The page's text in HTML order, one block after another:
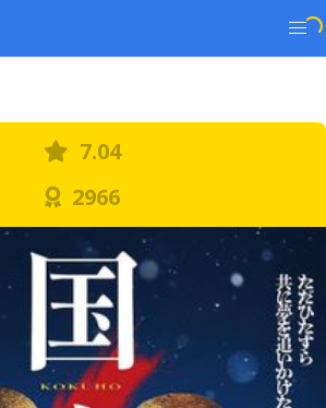
7.04
2966